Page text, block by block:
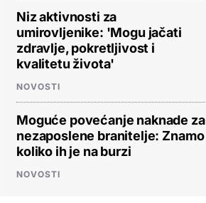
Niz aktivnosti za
umirovljenike: 'Mogu jačati
zdravlje, pokretljivost i
kvalitetu života'
NOVOSTI
Moguće povećanje naknade za
nezaposlene branitelje: Znamo
koliko ih je na burzi
NOVOSTI